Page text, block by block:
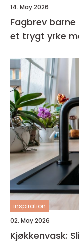
14. May 2026
Fagbrev barne
et trygt yrke
inspiration
02. May 2026
Kjøkkenvask: